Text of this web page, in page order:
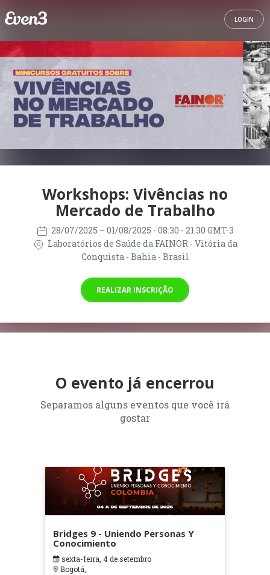
LOGIN
Workshops: Vivências no
Mercado de Trabalho
28/07/2025 – 01/08/2025 - 08:30 - 21:30 GMT-3
Laboratórios de Saúde da FAINOR - Vitória da
Conquista - Bahia - Brasil
REALIZAR INSCRIÇÃO
O evento já encerrou
Separamos alguns eventos que você irá
gostar
Bridges 9 - Uniendo Personas Y
Conocimiento
sexta-feira, 4 de setembro
Bogotá,